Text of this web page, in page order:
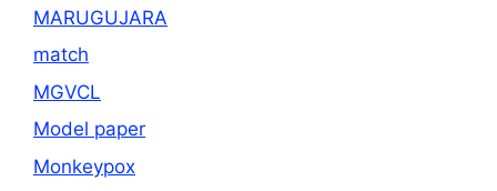
MARUGUJARA
match
MGVCL
Model paper
Monkeypox